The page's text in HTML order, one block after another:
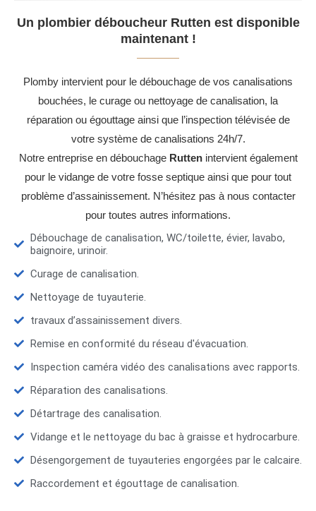
Un plombier déboucheur Rutten est disponible
maintenant !
Plomby intervient pour le débouchage de vos canalisations
bouchées, le curage ou nettoyage de canalisation, la
réparation ou égouttage ainsi que l’inspection télévisée de
votre système de canalisations 24h/7.
Notre entreprise en débouchage Ruttenintervient également
pour le vidange de votre fosse septique ainsi que pour tout
problème d’assainissement. N’hésitez pas à nous contacter
pour toutes autres informations.
Débouchage de canalisation, WC/toilette, évier, lavabo,
baignoire, urinoir.
Curage de canalisation.
Nettoyage de tuyauterie.
travaux d’assainissement divers.
Remise en conformité du réseau d'évacuation.
Inspection caméra vidéo des canalisations avec rapports.
Réparation des canalisations.
Détartrage des canalisation.
Vidange et le nettoyage du bac à graisse et hydrocarbure.
Désengorgement de tuyauteries engorgées par le calcaire.
Raccordement et égouttage de canalisation.